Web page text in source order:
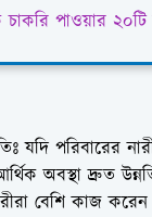
চাকরি পাওয়ার
যদি পরিবারের
অবস্থা দ্রুত
বেশি কাজ